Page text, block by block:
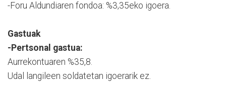
-Foru Aldundiaren fondoa: %3,35eko igoera.
Gastuak
-Pertsonal gastua:
Aurrekontuaren %35,8.
Udal langileen soldatetan igoerarik ez.